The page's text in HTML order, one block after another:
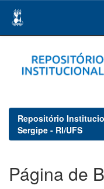
navigation
Repositório
Sergipe - RI/UFS
Página de